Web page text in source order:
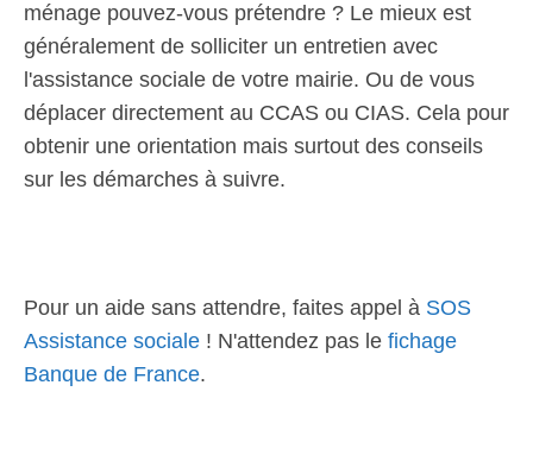
ménage pouvez-vous prétendre ? Le mieux est
généralement de solliciter un entretien avec
l'assistance sociale de votre mairie. Ou de vous
déplacer directement au CCAS ou CIAS. Cela pour
obtenir une orientation mais surtout des conseils
sur les démarches à suivre.
Pour un aide sans attendre, faites appel à SOS
Assistance sociale ! N'attendez pas le fichage
Banque de France.